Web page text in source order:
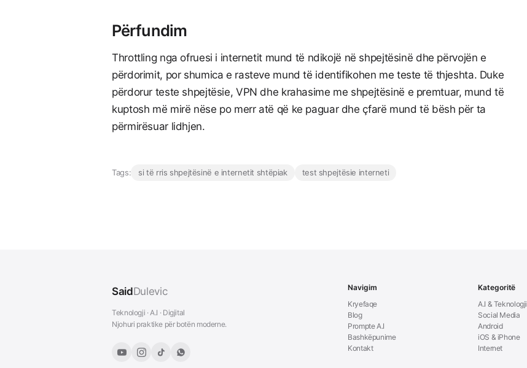
Përfundim
Throttling nga ofruesi i internetit mund të ndikojë në shpejtësinë dhe përvojën e
përdorimit, por shumica e rasteve mund të identifikohen me teste të thjeshta. Duke
përdorur teste shpejtësie, VPN dhe krahasime me shpejtësinë e premtuar, mund të
kuptosh më mirë nëse po merr atë që ke paguar dhe çfarë mund të bësh për ta
përmirësuar lidhjen.
Tags: si të rris shpejtësinë e internetit shtëpiak test shpejtësie interneti
SaidDulevic
Teknologji · A.I · Digjital
Njohuri praktike për botën moderne.
Navigim
Kryefaqe
Blog
Prompte A.I
Bashkëpunime
Kontakt
Kategoritë
A.I & Teknologji
Social Media
Android
iOS & iPhone
Internet